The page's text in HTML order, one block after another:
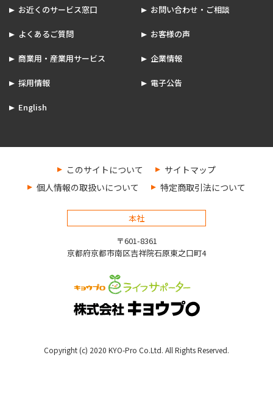
お近くのサービス窓口 お問い合わせ・ご相談
よくあるご質問 お客様の声
商業用・産業用サービス 企業情報
採用情報 電子公告
English
本社
〒601-8361
京都府京都市南区吉祥院石原東之口町4
このサイトについて
サイトマップ
個人情報の取扱いについて
特定商取引法について
Copyright (c) 2020 KYO-Pro Co.Ltd. All Rights Reserved.